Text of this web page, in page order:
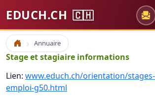
EDUCH.CH 🇨🇭
Accueil Annuaire
Stage et stagiaire informations
Lien: www.educh.ch/orientation/
emploi-g50.html